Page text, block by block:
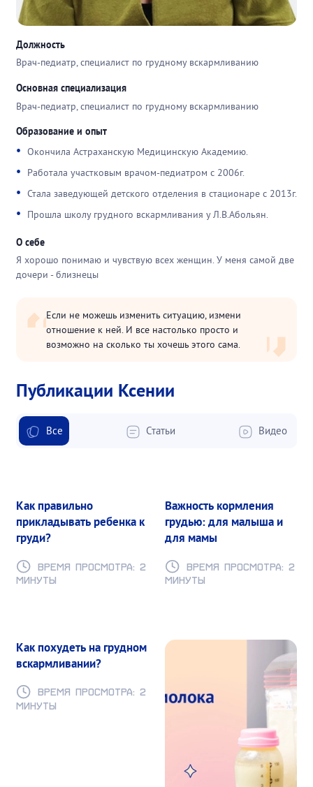
Должность
Врач-педиатр, специалист по грудному вскармливанию
Основная специализация
Врач-педиатр, специалист по грудному вскармливанию
Образование и опыт
Окончила Астраханскую Медицинскую Академию.
Работала участковым врачом-педиатром с 2006г.
Стала заведующей детского отделения в стационаре с 2013г.
Прошла школу грудного вскармливания у Л.В.Абольян.
О себе
Я хорошо понимаю и чувствую всех женщин. У меня самой две
дочери - близнецы
Если не можешь изменить ситуацию, измени
отношение к ней. И все настолько просто и
возможно на сколько ты хочешь этого сама.
Публикации Ксении
Все Статьи Видео
Как правильно
прикладывать ребенка к
груди?
Время просмотра: 2
минуты
Важность кормления
грудью: для малыша и
для мамы
Время просмотра: 2
минуты
Как похудеть на грудном
вскармливании?
Время просмотра: 2
минуты